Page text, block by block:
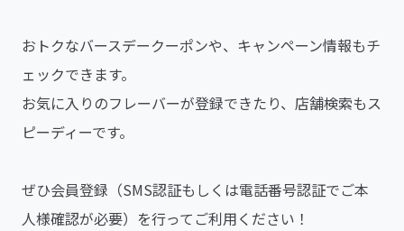
おトクなバースデークーポンや、キャンペーン情報もチ
ェックできます。
お気に入りのフレーバーが登録できたり、店舗検索もス
ピーディーです。
ぜひ会員登録（SMS認証もしくは電話番号認証でご本
人様確認が必要）を行ってご利用ください！